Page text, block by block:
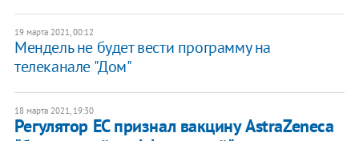
19 марта 2021, 00:12
Мендель не будет вести программу на
телеканале "Дом"
18 марта 2021, 19:30
Регулятор ЕС признал вакцину AstraZeneca